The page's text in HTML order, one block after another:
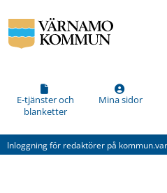
E-tjänster och
blanketter
Mina sidor
Inloggning för redaktörer på
Vad
kan
förbättra
den
här